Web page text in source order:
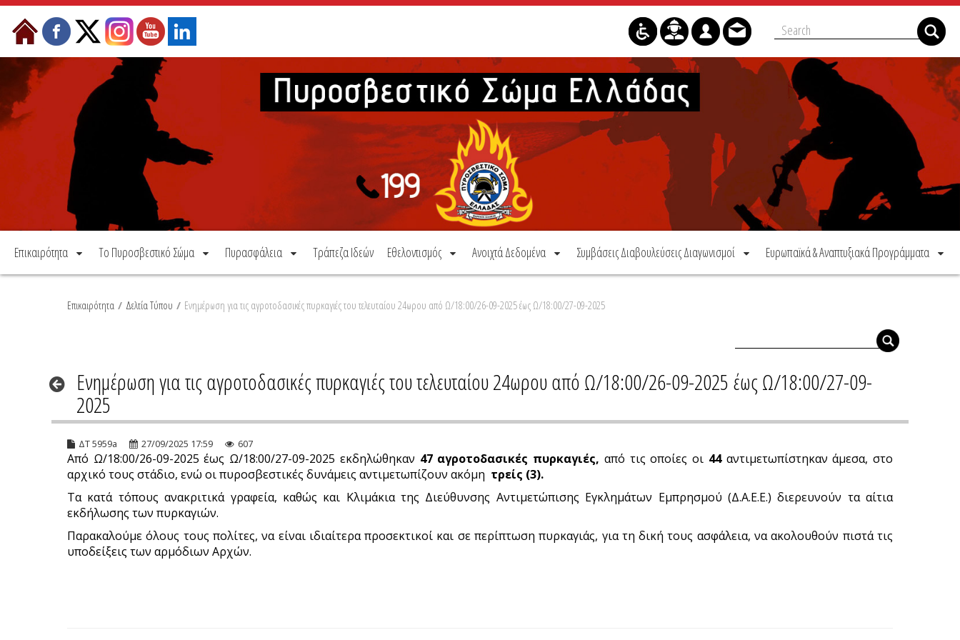
Μετάβαση στο περιεχόμενο
Επικαιρότητα Το Πυροσβεστικό Σώμα Πυρασφάλεια Τράπεζα Ιδεών Εθελοντισμός Ανοιχτά Δεδομένα Συμβάσεις Διαβουλεύσεις Διαγωνισμοί Ευρωπαϊκά & Αναπτυξιακά Προγράμματα
Επικαιρότητα / Δελτία Τύπου / Ενημέρωση για τις αγροτοδασικές πυρκαγιές του τελευταίου 24ωρου από Ω/18:00/26-09-2025 έως Ω/18:00/27-09-2025
Ενημέρωση για τις αγροτοδασικές πυρκαγιές του τελευταίου 24ωρου από Ω/18:00/26-09-2025 έως Ω/18:00/27-09-
2025
ΔΤ 5959a 27/09/2025 17:59 607
Από Ω/18:00/26-09-2025 έως Ω/18:00/27-09-2025 εκδηλώθηκαν 47αγροτοδασικές πυρκαγιές, από τις οποίες οι 44 αντιμετωπίστηκαν άμεσα, στο
αρχικό τους στάδιο, ενώ οι πυροσβεστικές δυνάμεις αντιμετωπίζουν ακόμη τρείς (3).
Τα κατά τόπους ανακριτικά γραφεία, καθώς και Κλιμάκια της Διεύθυνσης Αντιμετώπισης Εγκλημάτων Εμπρησμού (Δ.Α.Ε.Ε.) διερευνούν τα αίτια
εκδήλωσης των πυρκαγιών.
Παρακαλούμε όλους τους πολίτες, να είναι ιδιαίτερα προσεκτικοί και σε περίπτωση πυρκαγιάς, για τη δική τους ασφάλεια, να ακολουθούν πιστά τις
υποδείξεις των αρμόδιων Αρχών.